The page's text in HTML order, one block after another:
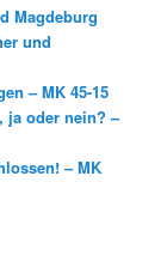
Magdeburg
und
– MK 45-15
ja oder nein? –
– MK